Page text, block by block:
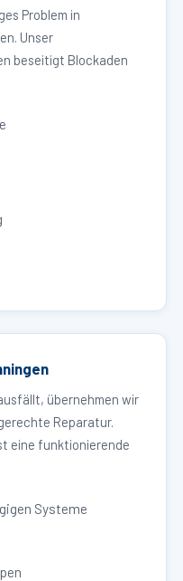
Problem in
Unser
beseitigt Blockaden
übernehmen wir
Reparatur.
eine funktionierende
Systeme